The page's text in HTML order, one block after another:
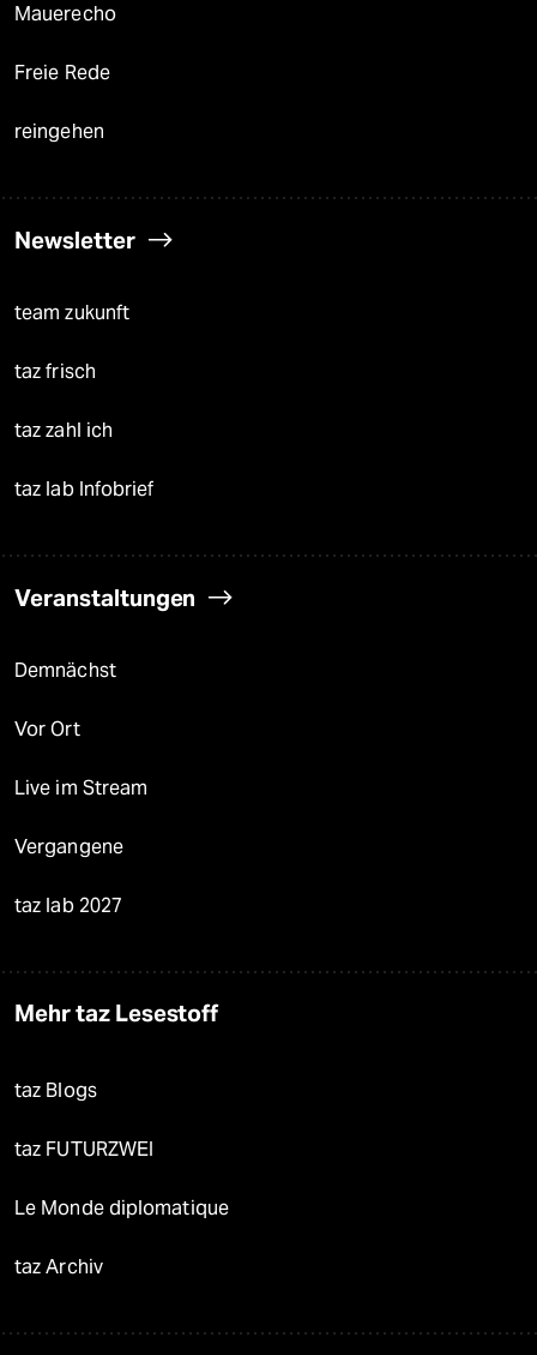
Mauerecho
Freie Rede
reingehen
Newsletter
team zukunft
taz frisch
taz zahl ich
taz lab Infobrief
Veranstaltungen
Demnächst
Vor Ort
Live im Stream
Vergangene
taz lab 2027
Mehr taz Lesestoff
taz Blogs
taz FUTURZWEI
Le Monde diplomatique
taz Archiv